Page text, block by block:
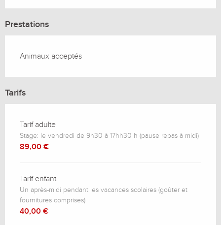
Prestations
Animaux acceptés
Tarifs
Tarif adulte
Stage: le vendredi de 9h30 à 17hh30 h (pause repas à midi)
89,00 €
Tarif enfant
Un après-midi pendant les vacances scolaires (goûter et
fournitures comprises)
40,00 €